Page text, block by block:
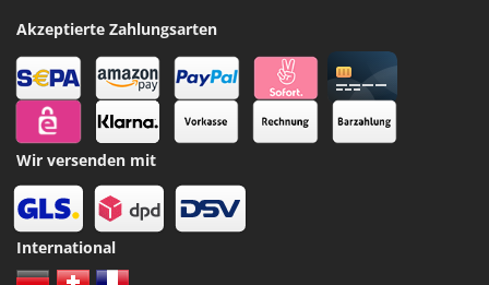
Akzeptierte Zahlungsarten
Wir versenden mit
International